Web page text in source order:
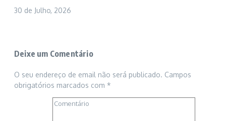
30 de Julho, 2026
Deixe um Comentário
O seu endereço de email não será publicado. Campos
obrigatórios marcados com *